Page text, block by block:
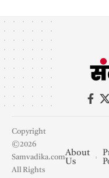
Copyright
©2026
Samvadika.com
All Rights
About
Us